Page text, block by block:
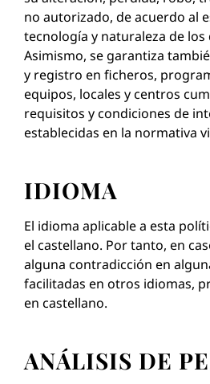
no autorizado, de acuerdo al
tecnología y naturaleza de los
Asimismo, se garantiza
y registro en ficheros,
equipos, locales y centros
requisitos y condiciones de
establecidas en la normativa
IDIOMA
El idioma aplicable a esta
el castellano. Por tanto, en
alguna contradicción en
facilitadas en otros idiomas,
en castellano.
ANÁLISIS DE